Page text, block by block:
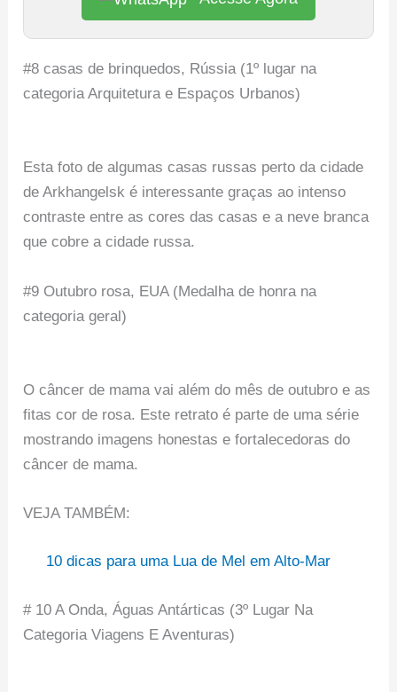
#8 casas de brinquedos, Rússia (1º lugar na
categoria Arquitetura e Espaços Urbanos)
Esta foto de algumas casas russas perto da cidade
de Arkhangelsk é interessante graças ao intenso
contraste entre as cores das casas e a neve branca
que cobre a cidade russa.
#9 Outubro rosa, EUA (Medalha de honra na
categoria geral)
O câncer de mama vai além do mês de outubro e as
fitas cor de rosa. Este retrato é parte de uma série
mostrando imagens honestas e fortalecedoras do
câncer de mama.
VEJA TAMBÉM:
10 dicas para uma Lua de Mel em Alto-Mar
# 10 A Onda, Águas Antárticas (3º Lugar Na
Categoria Viagens E Aventuras)